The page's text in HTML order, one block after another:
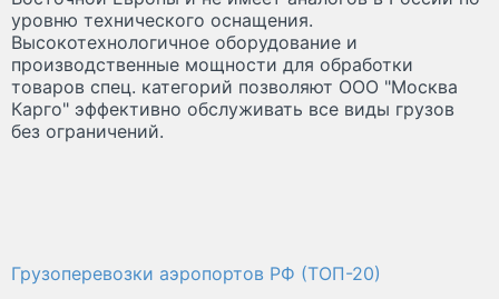
уровню технического оснащения.
Высокотехнологичное оборудование и
производственные мощности для обработки
товаров спец. категорий позволяют ООО "Москва
Карго" эффективно обслуживать все виды грузов
без ограничений.
Грузоперевозки аэропортов РФ (ТОП-20)